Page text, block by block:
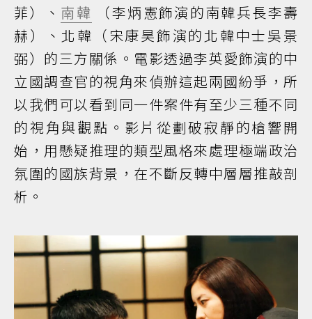
菲）、 南韓
（李炳憲飾演的南韓兵長李壽
赫）、北韓（宋康昊飾演的北韓中士吳景
弼）的三方關係。電影透過李英愛飾演的中
立國調查官的視角來偵辦這起兩國紛爭，所
以我們可以看到同一件案件有至少三種不同
的視角與觀點。影片從劃破寂靜的槍響開
始，用懸疑推理的類型風格來處理極端政治
氛圍的國族背景，在不斷反轉中層層推敲剖
析。